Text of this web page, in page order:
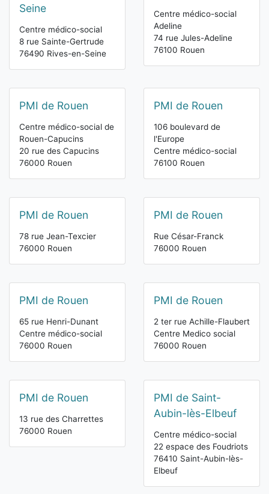
Seine
Centre médico-social
8 rue Sainte-Gertrude
76490 Rives-en-Seine
Centre médico-social
Adeline
74 rue Jules-Adeline
76100 Rouen
PMI de Rouen
Centre médico-social de
Rouen-Capucins
20 rue des Capucins
76000 Rouen
PMI de Rouen
106 boulevard de
l'Europe
Centre médico-social
76100 Rouen
PMI de Rouen
78 rue Jean-Texcier
76000 Rouen
PMI de Rouen
Rue César-Franck
76000 Rouen
PMI de Rouen
65 rue Henri-Dunant
Centre médico-social
76000 Rouen
PMI de Rouen
2 ter rue Achille-Flaubert
Centre Medico social
76000 Rouen
PMI de Rouen
13 rue des Charrettes
76000 Rouen
PMI de Saint-
Aubin-lès-Elbeuf
Centre médico-social
22 espace des Foudriots
76410 Saint-Aubin-lès-
Elbeuf